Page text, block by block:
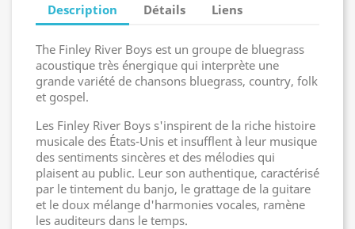
Description Détails Liens
The Finley River Boys est un groupe de bluegrass
acoustique très énergique qui interprète une
grande variété de chansons bluegrass, country, folk
et gospel.
Les Finley River Boys s'inspirent de la riche histoire
musicale des États-Unis et insufflent à leur musique
des sentiments sincères et des mélodies qui
plaisent au public. Leur son authentique, caractérisé
par le tintement du banjo, le grattage de la guitare
et le doux mélange d'harmonies vocales, ramène
les auditeurs dans le temps.